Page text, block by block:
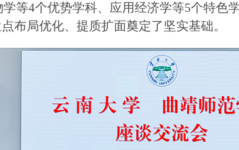
等4个优势学科、应用经济学等5个特色
布局优化、提质扩面奠定了坚实基础。